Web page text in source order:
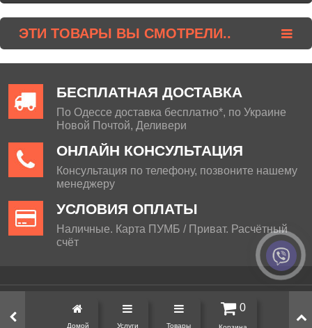
ЭТИ ТОВАРЫ ВЫ СМОТРЕЛИ..
БЕСПЛАТНАЯ ДОСТАВКА
По Одессе доставка бесплатно*, по Украине
Новой Почтой, Деливери
ОНЛАЙН КОНСУЛЬТАЦИЯ
Консультация по телефону, позвоните нашему
менеджеру
УСЛОВИЯ ОПЛАТЫ
Наличные. Карта ПУМБ / Приват. Расчётный
счёт
Домой Услуги Товары
0